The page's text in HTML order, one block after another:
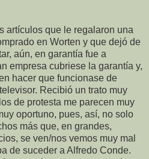
artículos que le regalaron una
en Worten y que dejó de
aún, en garantía fue a
empresa cubriese la garantía y,
hacer que funcionase de
Recibió un trato muy
de protesta me parecen muy
oportuno, pues, así, no solo
más que, en grandes,
se ven/nos vemos muy mal
de suceder a Alfredo Conde.